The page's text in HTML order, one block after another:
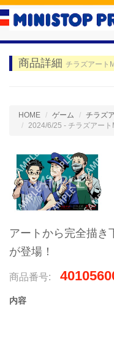
商品詳細 チラズアート
HOME ゲーム
チラズ
2024/6/25 - チラズアー
アートから完全描き
が登場！
商品番号:
内容